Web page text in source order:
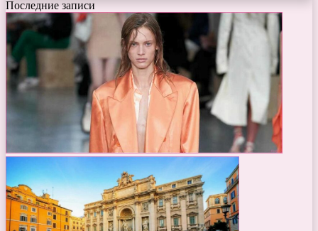
Последние записи